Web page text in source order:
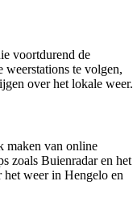
voortdurend de
weerstations te volgen,
over het lokale weer.
maken van online
zoals Buienradar en het
weer in Hengelo en